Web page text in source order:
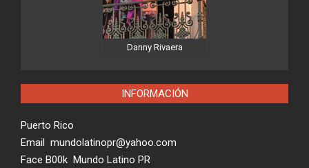
Danny Rivaera
INFORMACIÓN
Puerto Rico
Email mundolatinopr@yahoo.com
Face B00k Mundo Latino PR